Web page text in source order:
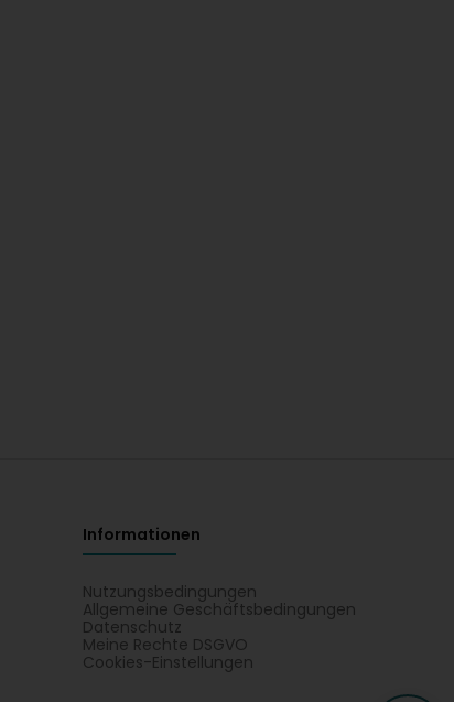
Informationen
Nutzungsbedingungen
Allgemeine Geschäftsbedingungen
Datenschutz
Meine Rechte DSGVO
Cookies-Einstellungen